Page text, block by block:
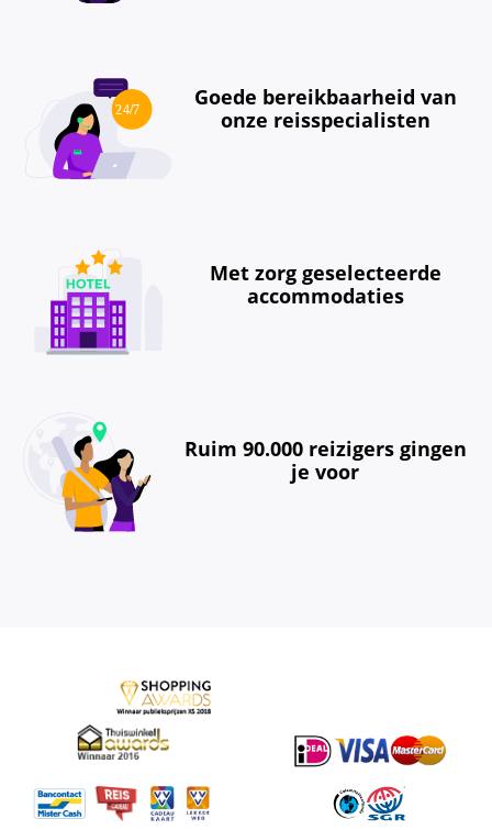
Goede bereikbaarheid van
onze reisspecialisten
Met zorg geselecteerde
accommodaties
Ruim 90.000 reizigers gingen
je voor